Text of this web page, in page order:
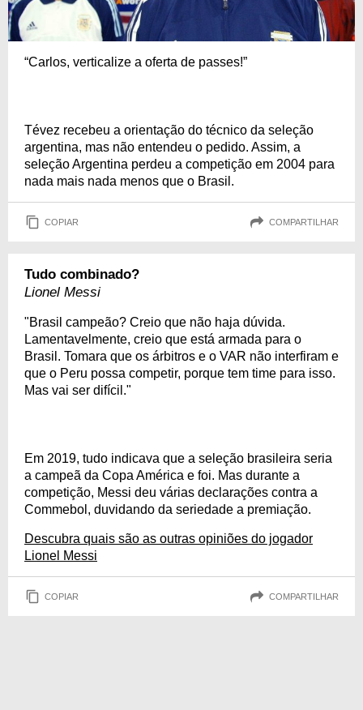
“Carlos, verticalize a oferta de passes!”
Tévez recebeu a orientação do técnico da seleção
argentina, mas não entendeu o pedido. Assim, a
seleção Argentina perdeu a competição em 2004 para
nada mais nada menos que o Brasil.
COPIAR COMPARTILHAR
Tudo combinado?
Lionel Messi
"Brasil campeão? Creio que não haja dúvida.
Lamentavelmente, creio que está armada para o
Brasil. Tomara que os árbitros e o VAR não interfiram e
que o Peru possa competir, porque tem time para isso.
Mas vai ser difícil."
Em 2019, tudo indicava que a seleção brasileira seria
a campeã da Copa América e foi. Mas durante a
competição, Messi deu várias declarações contra a
Commebol, duvidando da seriedade a premiação.
Descubra quais são as outras opiniões do jogador
Lionel Messi
COPIAR COMPARTILHAR